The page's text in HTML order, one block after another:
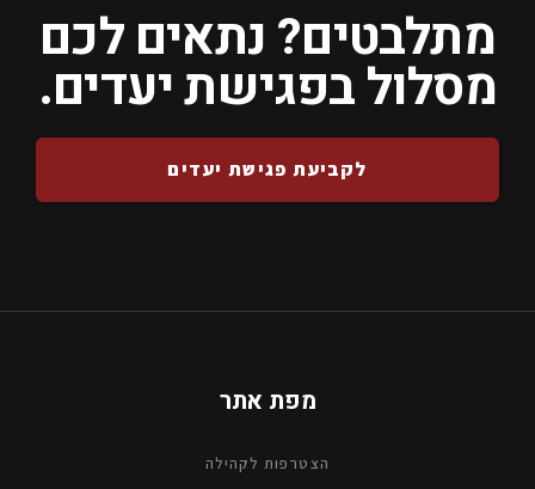
מתלבטים? נתאים לכם
מסלול בפגישת יעדים.
לקביעת פגישת יעדים
מפת אתר
הצטרפות לקהילה